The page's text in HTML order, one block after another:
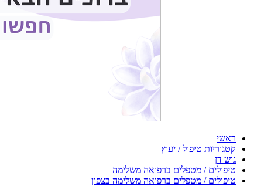
ראשי
קטגוריות טיפול / יעוץ
גוש דן
טיפולים / מטפלים ברפואה משלימה
טיפולים / מטפלים ברפואה משלימה בצפון